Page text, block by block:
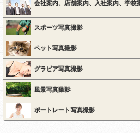
会社案内、店舗案内、入社案内、学校
スポーツ写真撮影
ペット写真撮影
グラビア写真撮影
風景写真撮影
ポートレート写真撮影